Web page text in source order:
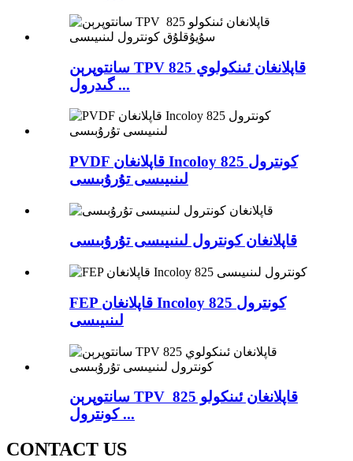
سانتوپرېن TPV قاپلانغان ئىنكولوي 825
گىدرول ...
PVDF قاپلانغان Incoloy 825 كونترول
لىنىيىسى تۇرۇبىسى
قاپلانغان كونترول لىنىيىسى تۇرۇبىسى
FEP قاپلانغان Incoloy 825 كونترول
لىنىيىسى
سانتوپرېن TPV قاپلانغان ئىنكولو 825 ​​
كونترول ...
CONTACT US